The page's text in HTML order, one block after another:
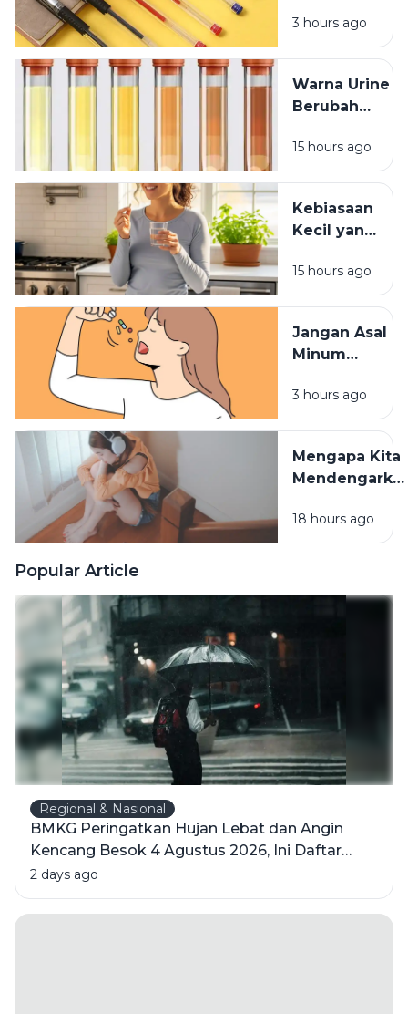
pada Tutup
Pulpen
3 hours ago
Warna Urine
Berubah
Minum
Vitamin? Ini
Penjelasannya
15 hours ago
Kebiasaan
Kecil yang
Vitamin
Tidak
Maksimal
15 hours ago
Jangan Asal
Minum
Waktu
Konsumsinya
Berpengaruh
3 hours ago
Mengapa Kita
Saat Hati
Sedang
18 hours ago
Popular Article
Regional & Nasional
BMKG Peringatkan Hujan Lebat dan Angin
Kencang Besok 4 Agustus 2026, Ini Daftar
Wilayahnya
2 days ago